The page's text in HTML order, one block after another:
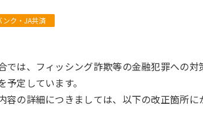
ンク・JA共済
では、フィッシング詐欺等の金融犯罪への
予定しています。
容の詳細につきましては、以下の改正箇所に